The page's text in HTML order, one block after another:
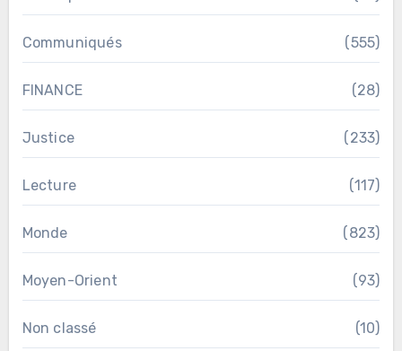
Communiqués (555)
FINANCE (28)
Justice (233)
Lecture (117)
Monde (823)
Moyen-Orient (93)
Non classé (10)